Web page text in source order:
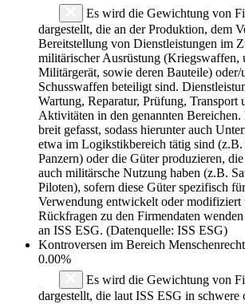
Es wird die Gewichtung von
dargestellt, die an der Produktion, dem
Bereitstellung von Dienstleistungen im
militärischer Ausrüstung (Kriegswaffen,
Militärgerät, sowie deren Bauteile) oder/
Schusswaffen beteiligt sind.
Wartung, Reparatur, Prüfung, Transport
Aktivitäten in den genannten
breit gefasst, sodass hierunter auch
etwa im Logikstikbereich tätig sind
Panzern) oder die Güter produzieren,
auch militärsche Nutzung haben (z.B.
Piloten), sofern diese Güter spezifisch
Verwendung entwickelt oder modifiziert
Rückfragen zu den Firmendaten
an ISS ESG. (Datenquelle: ISS ESG)
Kontroversen im Bereich
0.00%
Es wird die Gewichtung von
dargestellt, die laut ISS ESG in schwere